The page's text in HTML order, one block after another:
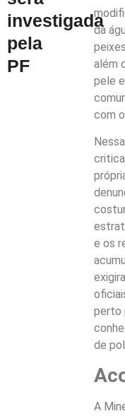
investigada
pela
PF
da
além
pele
com
e os
perto
de
A